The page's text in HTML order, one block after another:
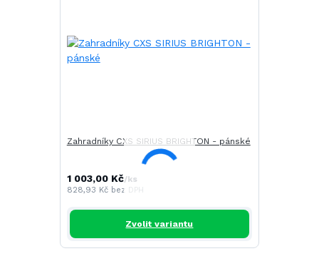
Zahradníky CXS SIRIUS BRIGHTON - pánské
1 003,00 Kč/ks
828,93 Kč bez DPH
Zvolit variantu